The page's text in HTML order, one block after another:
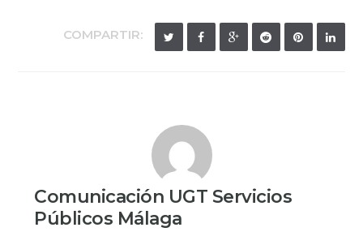
COMPARTIR:
Comunicación UGT Servicios
Públicos Málaga